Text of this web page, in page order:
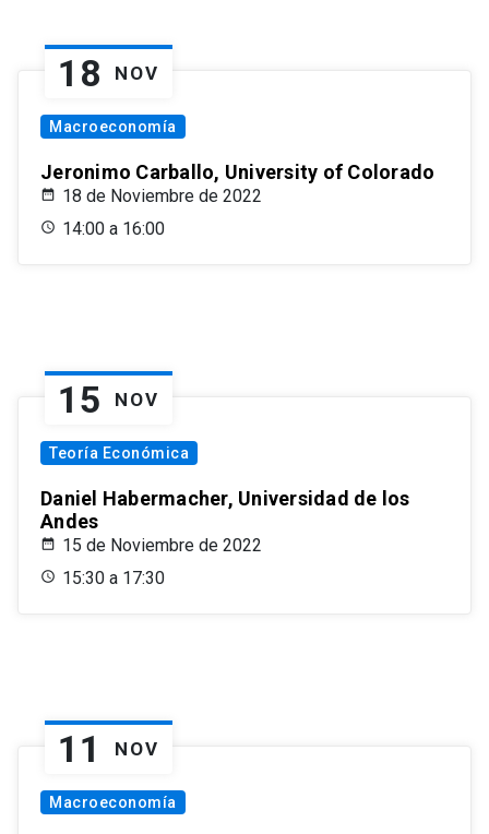
18 NOV
Macroeconomía
Jeronimo Carballo, University of Colorado
18 de Noviembre de 2022
14:00 a 16:00
15 NOV
Teoría Económica
Daniel Habermacher, Universidad de los
Andes
15 de Noviembre de 2022
15:30 a 17:30
11 NOV
Macroeconomía